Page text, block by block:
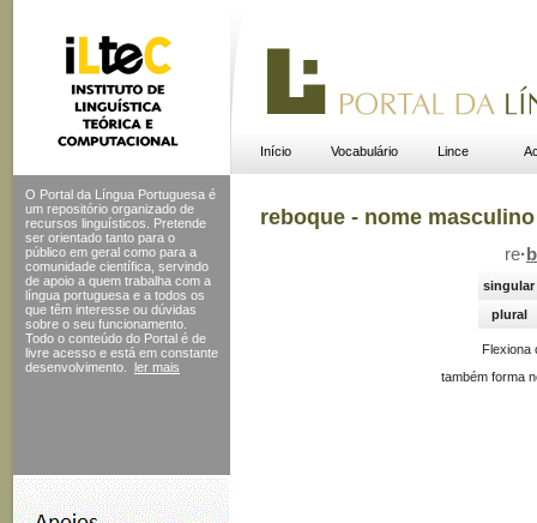
Início Vocabulário Lince
O Portal da Língua Portuguesa é
um repositório organizado de
recursos linguísticos. Pretende
ser orientado tanto para o
público em geral como para a
comunidade científica, servindo
de apoio a quem trabalha com a
língua portuguesa e a todos os
que têm interesse ou dúvidas
sobre o seu funcionamento.
Todo o conteúdo do Portal é de
livre acesso e está em constante
desenvolvimento.
ler mais
reboque - nome masculino
re·
singular
plural
Flexiona
também forma